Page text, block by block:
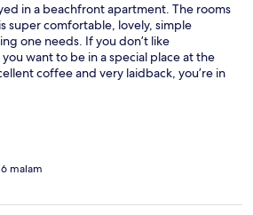
in a beachfront apartment. The rooms
super comfortable, lovely, simple
one needs. If you don’t like
want to be in a special place at the
coffee and very laidback, you’re in
malam